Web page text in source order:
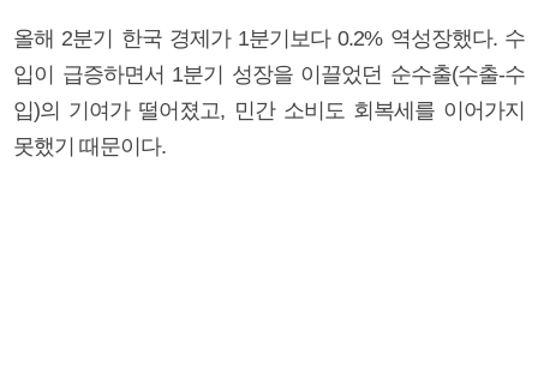
올해 2분기 한국 경제가 1분기보다 0.2% 역성장했다. 수
입이 급증하면서 1분기 성장을 이끌었던 순수출(수출-수
입)의 기여가 떨어졌고, 민간 소비도 회복세를 이어가지
못했기 때문이다.